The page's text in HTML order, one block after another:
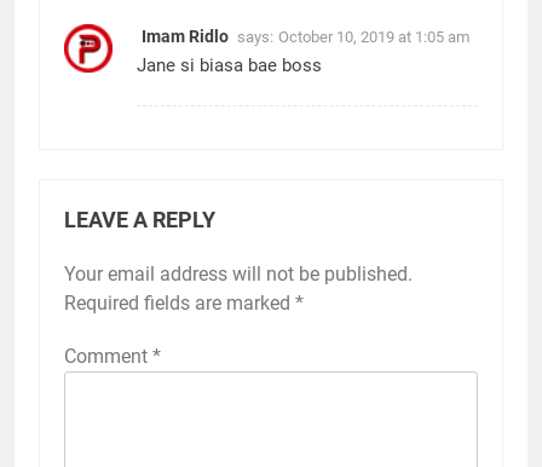
Imam Ridlo says: October 10, 2019 at 1:05 am
Jane si biasa bae boss
LEAVE A REPLY
Your email address will not be published.
Required fields are marked *
Comment *